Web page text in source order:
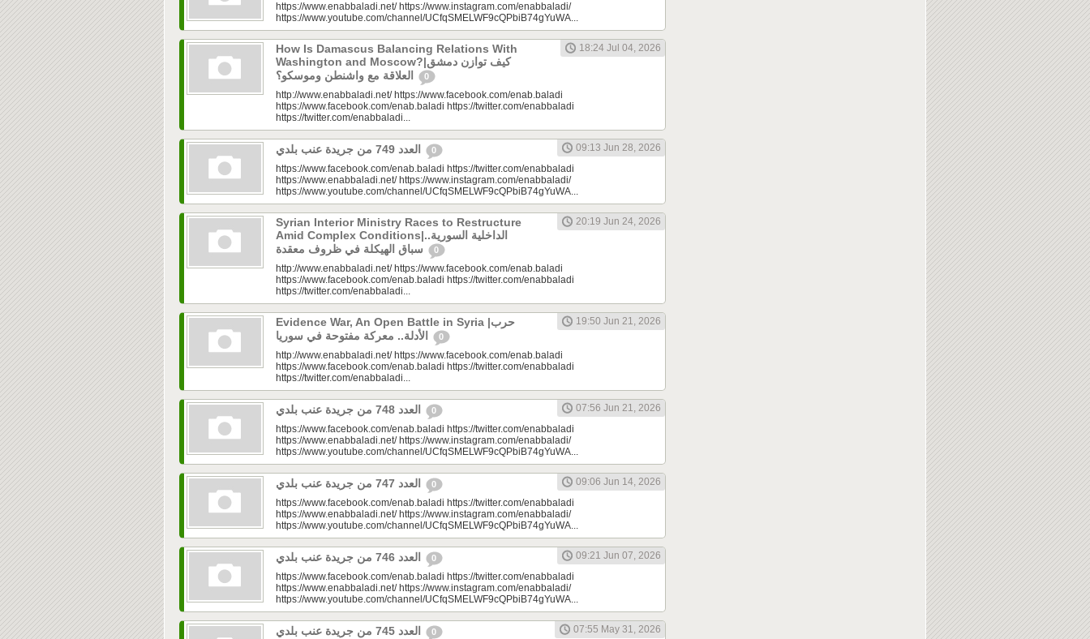
https://www.enabbaladi.net/ https://www.instagram.com/enabbaladi/
https://www.youtube.com/channel/UCfqSMELWF9cQPbiB74gYuWA...
How Is Damascus Balancing Relations With
Washington and Moscow?|كيف توازن دمشق
0
18:24 Jul 04, 2026
http://www.enabbaladi.net/ https://www.facebook.com/enab.baladi
https://www.facebook.com/enab.baladi https://twitter.com/enabbaladi
https://twitter.com/enabbaladi...
0
09:13 Jun 28, 2026
https://www.facebook.com/enab.baladi https://twitter.com/enabbaladi
https://www.enabbaladi.net/ https://www.instagram.com/enabbaladi/
https://www.youtube.com/channel/UCfqSMELWF9cQPbiB74gYuWA...
Syrian Interior Ministry Races to Restructure
Amid Complex Conditions|الداخلية السورية..
0
20:19 Jun 24, 2026
http://www.enabbaladi.net/ https://www.facebook.com/enab.baladi
https://www.facebook.com/enab.baladi https://twitter.com/enabbaladi
https://twitter.com/enabbaladi...
Evidence War, An Open Battle in Syria |حرب
0
19:50 Jun 21, 2026
http://www.enabbaladi.net/ https://www.facebook.com/enab.baladi
https://www.facebook.com/enab.baladi https://twitter.com/enabbaladi
https://twitter.com/enabbaladi...
0
07:56 Jun 21, 2026
https://www.facebook.com/enab.baladi https://twitter.com/enabbaladi
https://www.enabbaladi.net/ https://www.instagram.com/enabbaladi/
https://www.youtube.com/channel/UCfqSMELWF9cQPbiB74gYuWA...
0
09:06 Jun 14, 2026
https://www.facebook.com/enab.baladi https://twitter.com/enabbaladi
https://www.enabbaladi.net/ https://www.instagram.com/enabbaladi/
https://www.youtube.com/channel/UCfqSMELWF9cQPbiB74gYuWA...
0
09:21 Jun 07, 2026
https://www.facebook.com/enab.baladi https://twitter.com/enabbaladi
https://www.enabbaladi.net/ https://www.instagram.com/enabbaladi/
https://www.youtube.com/channel/UCfqSMELWF9cQPbiB74gYuWA...
0
07:55 May 31, 2026